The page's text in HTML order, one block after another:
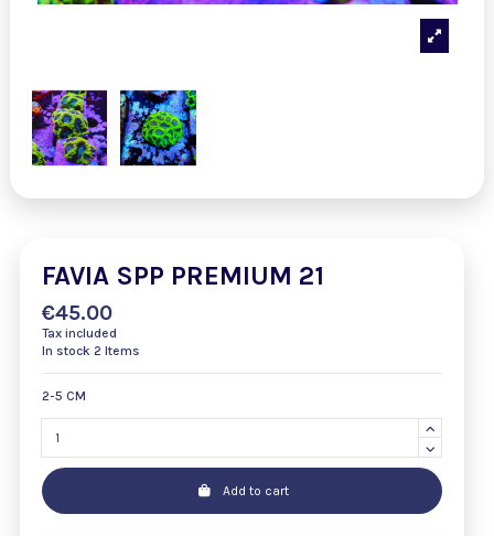
FAVIA SPP PREMIUM 21
€45.00
Tax included
In stock 2 Items
2-5 CM
Add to cart